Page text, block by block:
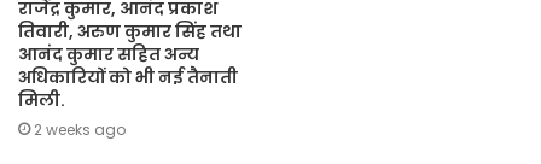
राजेंद्र कुमार, आनंद प्रकाश
तिवारी, अरुण कुमार सिंह तथा
आनंद कुमार सहित अन्य
अधिकारियों को भी नई तैनाती
मिली.
2 weeks ago